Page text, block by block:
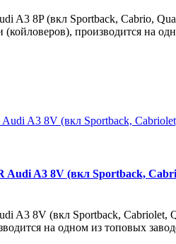
A3 8P (вкл Sportback, Cabrio,
производится на
A3 8V (вкл Sportback,
A3 8V (вкл Sportback, Cabriolet,
на одном из топовых